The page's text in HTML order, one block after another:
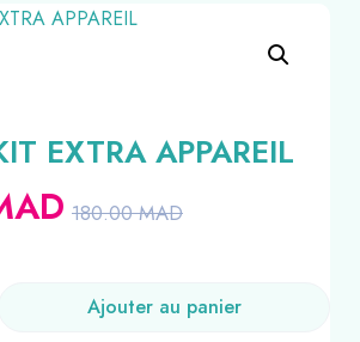
EXTRA APPAREIL
180.00MAD
Ajouter au panier